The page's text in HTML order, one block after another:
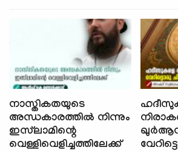
നാസ്തികതയുടെ
അന്ധകാരത്തിൽ നിന്നും
ഇസ്‍ലാമിന്റെ
വെള്ളിവെളിച്ചത്തിലേക്ക്